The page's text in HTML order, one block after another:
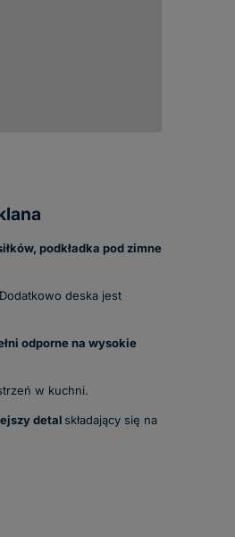
podkładka pod zimne
Dodatkowo deska jest
odporne na wysokie
w kuchni.
detal składający się na